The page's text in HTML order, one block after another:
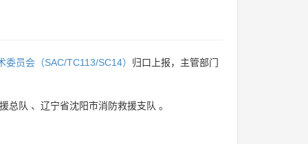
员会（SAC/TC113/SC14） 归口上报，主管部门
总队 、 辽宁省沈阳市消防救援支队 。